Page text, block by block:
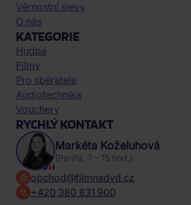
Věrnostní slevy
O nás
KATEGORIE
Hudba
Filmy
Pro sběratele
Audiotechnika
Vouchery
RYCHLÝ KONTAKT
Markéta Koželuhová
(Po-Pa, 7 - 15 hod.)
obchod@filmnadvd.cz
+420 380 831 900